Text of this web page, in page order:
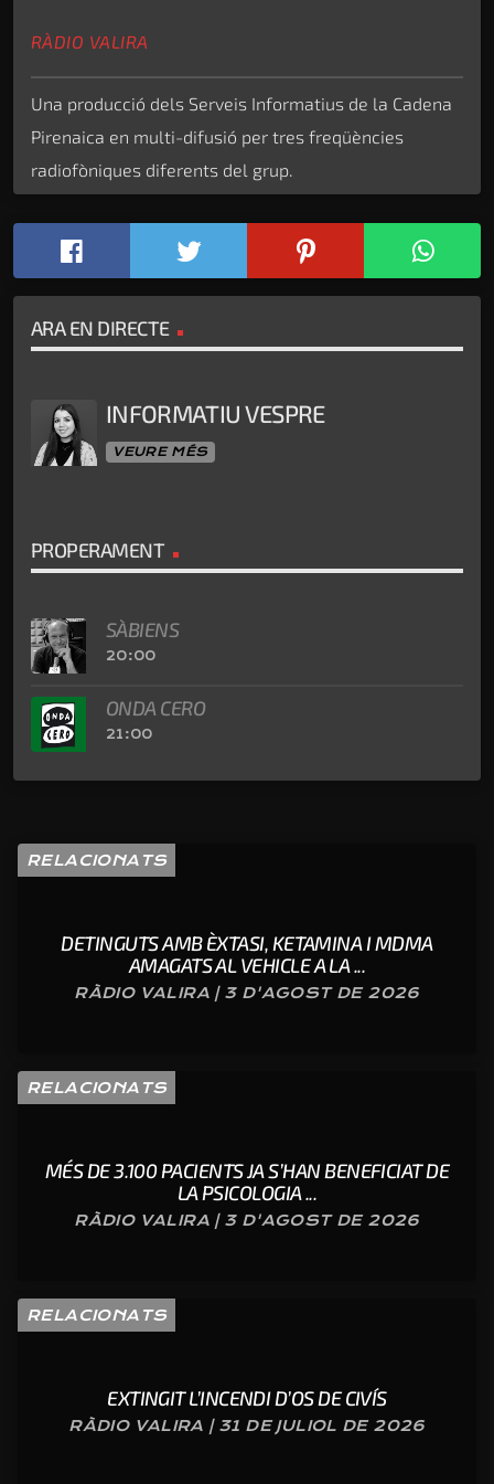
RÀDIO VALIRA
Una producció dels Serveis Informatius de la Cadena
Pirenaica en multi-difusió per tres freqüències
radiofòniques diferents del grup.
ARA EN DIRECTE
INFORMATIU VESPRE
VEURE MÉS
PROPERAMENT
SÀBIENS
20:00
ONDA CERO
21:00
RELACIONATS
DETINGUTS AMB ÈXTASI, KETAMINA I MDMA
AMAGATS AL VEHICLE A LA ...
RÀDIO VALIRA | 3 D'AGOST DE 2026
RELACIONATS
MÉS DE 3.100 PACIENTS JA S’HAN BENEFICIAT DE
LA PSICOLOGIA ...
RÀDIO VALIRA | 3 D'AGOST DE 2026
RELACIONATS
EXTINGIT L’INCENDI D’OS DE CIVÍS
RÀDIO VALIRA | 31 DE JULIOL DE 2026